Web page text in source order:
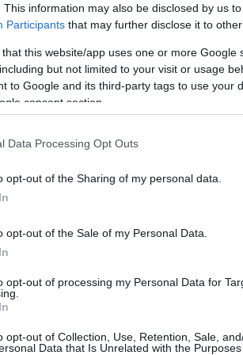
This information may also be disclosed by us
Participants that may further disclose it to
that this website/app uses one or more
but not limited to your visit or usage
to Google and its third-party tags to use your
consent section.
Data Processing Opt Outs
opt-out of the Sharing of my personal data.
opt-out of the Sale of my Personal Data.
opt-out of processing my Personal Data for
opt-out of Collection, Use, Retention, Sale,
Data that Is Unrelated with the
Egy amerikai tábornok
sürget Ukrajnában,
tanácsadói ellenállnak